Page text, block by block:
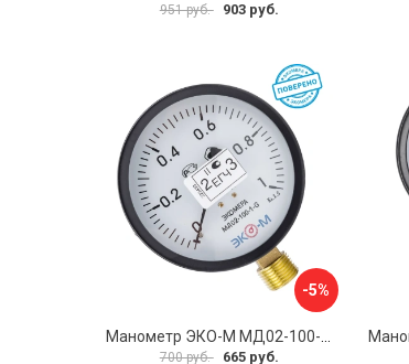
951 руб. 903 руб.
-5%
700 руб. 665 руб.